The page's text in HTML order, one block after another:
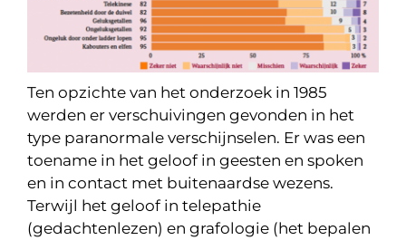
Ten opzichte van het onderzoek in 1985
werden er verschuivingen gevonden in het
type paranormale verschijnselen. Er was een
toename in het geloof in geesten en spoken
en in contact met buitenaardse wezens.
Terwijl het geloof in telepathie
(gedachtenlezen) en grafologie (het bepalen